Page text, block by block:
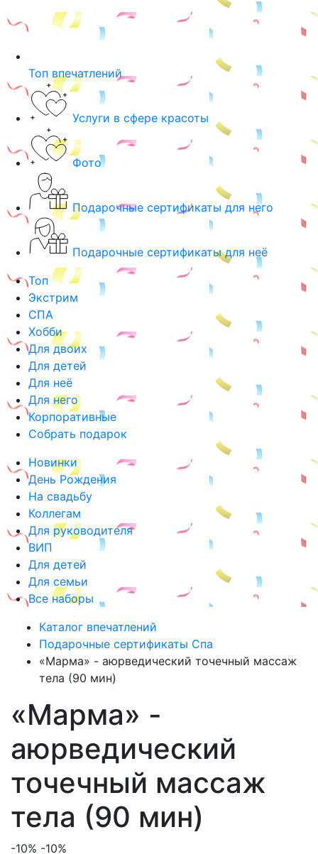
Топ впечатлений
Услуги в сфере красоты
Фото
Подарочные сертификаты для него
Подарочные сертификаты для неё
Топ
Экстрим
СПА
Хобби
Для двоих
Для детей
Для неё
Для него
Корпоративные
Собрать подарок
Новинки
День Рождения
На свадьбу
Коллегам
Для руководителя
ВИП
Для детей
Для семьи
Все наборы
Каталог впечатлений
Подарочные сертификаты Спа
«Марма» - аюрведический точечный массаж
тела (90 мин)
«Марма» -
аюрведический
точечный массаж
тела (90 мин)
-10% -10%